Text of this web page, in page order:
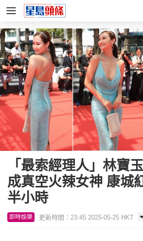
「最索經理人」林寶
成真空火辣女神 康城
半小時
即時娛樂 更新時間：23:45 2025-05-25 HKT